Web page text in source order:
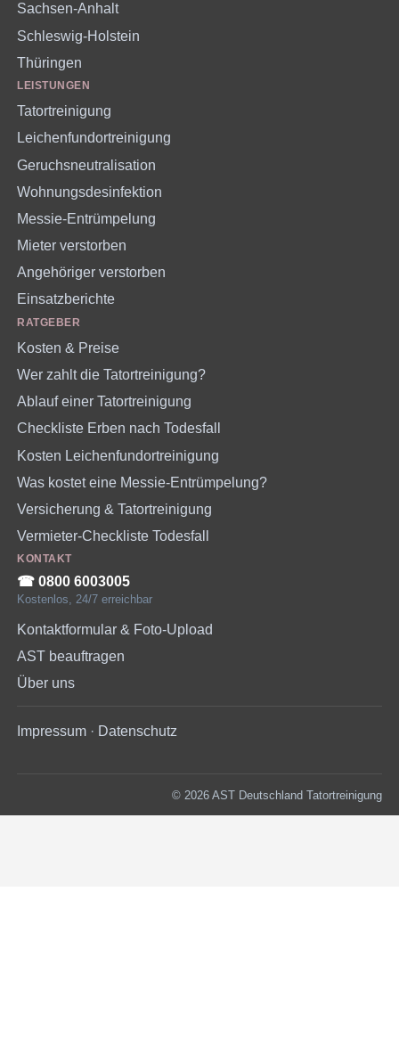
Sachsen-Anhalt
Schleswig-Holstein
Thüringen
LEISTUNGEN
Tatortreinigung
Leichenfundortreinigung
Geruchsneutralisation
Wohnungsdesinfektion
Messie-Entrümpelung
Mieter verstorben
Angehöriger verstorben
Einsatzberichte
RATGEBER
Kosten & Preise
Wer zahlt die Tatortreinigung?
Ablauf einer Tatortreinigung
Checkliste Erben nach Todesfall
Kosten Leichenfundortreinigung
Was kostet eine Messie-Entrümpelung?
Versicherung & Tatortreinigung
Vermieter-Checkliste Todesfall
KONTAKT
☎︎ 0800 6003005
Kostenlos, 24/7 erreichbar
Kontaktformular & Foto-Upload
AST beauftragen
Über uns
Impressum · Datenschutz
© 2026 AST Deutschland Tatortreinigung